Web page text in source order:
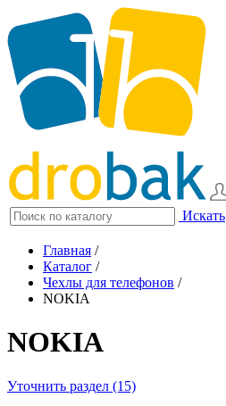
Искать
Главная /
Каталог /
Чехлы для телефонов /
NOKIA
NOKIA
Уточнить раздел (15)